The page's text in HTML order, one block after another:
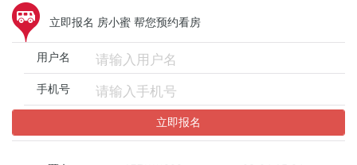
立即报名 房小蜜 帮您预约看房
用户名
手机号
立即报名